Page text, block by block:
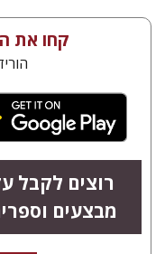
קחו את
רוצים לקבל
מבצעים